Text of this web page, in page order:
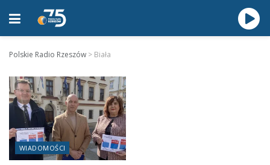
Polskie Radio Rzeszów > Biała
WIADOMOŚCI